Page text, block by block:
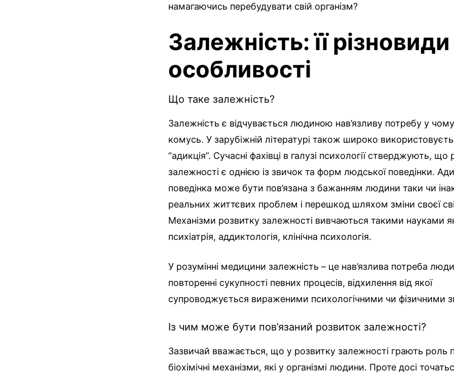
намагаючись перебудувати свій організм?
Залежність: її
особливості
Що таке залежність?
Залежність є відчувається людиною нав’язливу потребу у
комусь. У зарубіжній літературі також широко
“адикція”. Сучасні фахівці в галузі психології стверджують, що
залежності є однією із звичок та форм людської поведінки.
поведінка може бути пов’язана з бажанням людини таки чи
реальних життєвих проблем і перешкод шляхом зміни своєї
Механізми розвитку залежності вивчаються такими науками
психіатрія, аддиктологія, клінічна психологія.
У розумінні медицини залежність – це нав’язлива потреба
повторенні сукупності певних процесів, відхилення від якої
супроводжується вираженими психологічними чи фізичними
Із чим може бути пов’язаний розвиток залежності?
Зазвичай вважається, що у розвитку залежності грають роль
біохімічні механізми, які у організмі людини. Проте досі